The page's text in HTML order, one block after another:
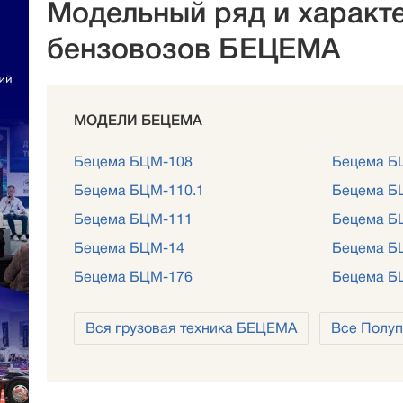
Модельный ряд и
бензовозов БЕЦЕМА
МОДЕЛИ БЕЦЕМА
Бецема БЦМ-108
Бецема БЦМ-110.1
Бецема БЦМ-111
Бецема БЦМ-14
Бецема БЦМ-176
Бецема
Бецема
Бецема
Бецема
Бецема
Вся грузовая техника БЕЦЕМА Все